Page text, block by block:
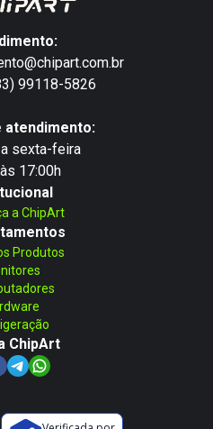
99118-5826
atendimento:
sexta-feira
17:00h
a ChipArt
Produtos
ChipArt